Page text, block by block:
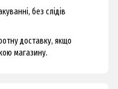
без слідів
доставку, якщо
магазину.